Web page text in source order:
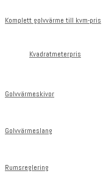
Komplett golvvärme till kvm-pris
Kvadratmeterpris
Golvvärmeskivor
Golvvärmeslang
Rumsreglering